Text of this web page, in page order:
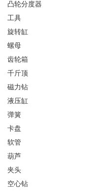
凸轮分度器
工具
旋转缸
螺母
齿轮箱
千斤顶
磁力钻
液压缸
弹簧
卡盘
软管
葫芦
夹头
空心钻